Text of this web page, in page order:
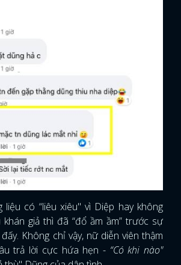
liệu có “liêu xiêu" vì Diệp hay không
giả thì đã “đổ ầm ầm” trước sự
Không chỉ vậy, nữ diễn viên thậm
trả lời cực hứa hẹn - “Có khi nào"